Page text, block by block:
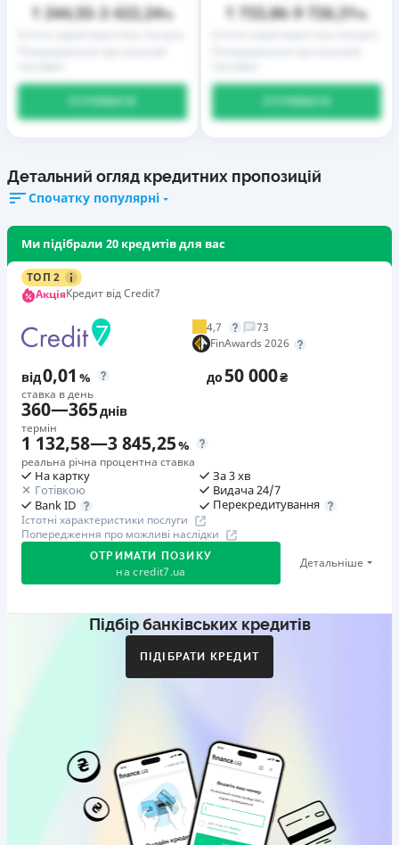
1 244,55– 3 422,24%
ОТРИМАТИ
1 733,86– 9 726,31%
ОТРИМАТИ
Детальний огляд кредитних пропозицій
Спочатку популярні
Ми підібрали 20 кредитів для вас
ТОП 2
АкціяКредит від Credit7
4,7
73
FinAwards 2026
від0,01 %
ставка в день
до50 000₴
360—365днів
термін
1 132,58—3 845,25%
реальна річна процентна ставка
На картку
Готівкою
Bank ID
За 3 хв
Видача 24/7
Перекредитування
Істотні характеристики послуги
Попередження про можливі наслідки
ОТРИМАТИ ПОЗИКУ
на credit7.ua
Детальніше
Акція: «Кешбек за друга»
Коли друг реєструється та отримує перший кредит
Бронзовий призер FinAwards 2026 «Найкраща програма
лояльності»
Перший займ
вiд 0,01%/день до 30 000 ₴
Підбір банківських кредитів
ПІДІБРАТИ КРЕДИТ